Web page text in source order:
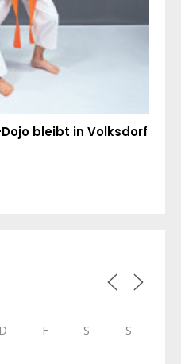
bleibt in Volksdorf
D F S S